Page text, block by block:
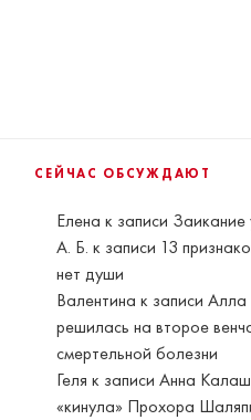
СЕЙЧАС ОБСУЖДАЮТ
Елена к записи Заикание
А. Б. к записи 13
нет души
Валентина к записиАлла
решилась на второе
смертельной болезни
Геля к записиАнна
«кинула» Прохора